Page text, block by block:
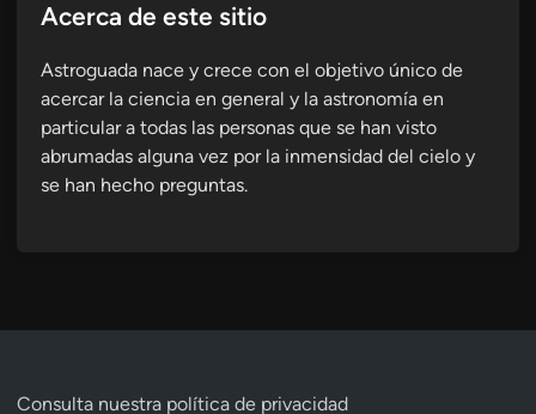
Acerca de este sitio
Astroguada nace y crece con el objetivo único de
acercar la ciencia en general y la astronomía en
particular a todas las personas que se han visto
abrumadas alguna vez por la inmensidad del cielo y
se han hecho preguntas.
Consulta nuestra política de privacidad